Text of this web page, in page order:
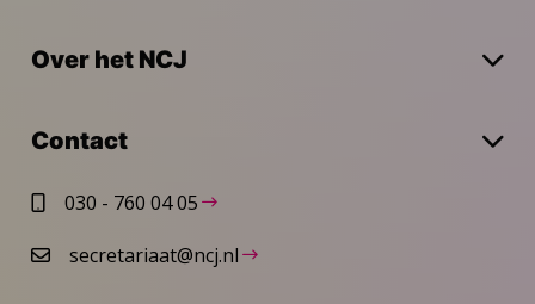
Over het NCJ
Contact
030 - 760 04 05
secretariaat@ncj.nl